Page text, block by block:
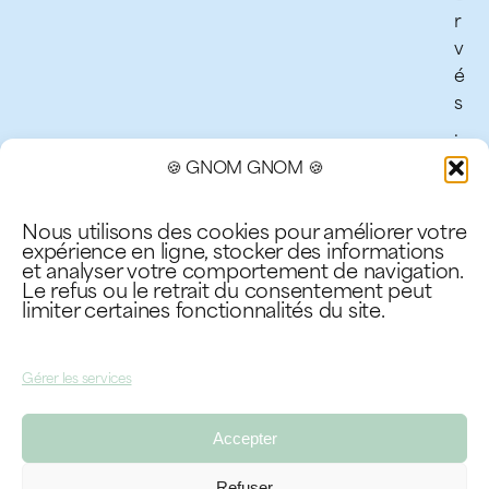
🍪 GNOM GNOM 🍪
Nous utilisons des cookies pour améliorer votre
expérience en ligne, stocker des informations
et analyser votre comportement de navigation.
Le refus ou le retrait du consentement peut
limiter certaines fonctionnalités du site.
Gérer les services
Accepter
r
v
é
s
.
M
e
t
i
a